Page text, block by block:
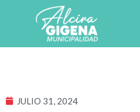
JULIO 31, 2024